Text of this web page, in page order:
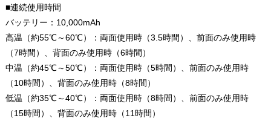
■連続使用時間
バッテリー：10,000mAh
高温（約55℃～60℃）：両面使用時（3.5時間）、前面のみ使用時
（7時間）、背面のみ使用時（6時間）
中温（約45℃～50℃）：両面使用時（5時間）、前面のみ使用時
（10時間）、背面のみ使用時（8時間）
低温（約35℃～40℃）：両面使用時（8時間）、前面のみ使用時
（15時間）、背面のみ使用時（11時間）